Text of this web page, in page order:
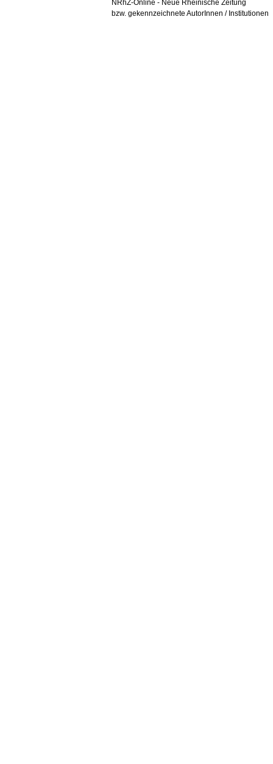
NRhZ-Online - Neue Rheinische Zeitung
bzw. gekennzeichnete AutorInnen / Institutionen